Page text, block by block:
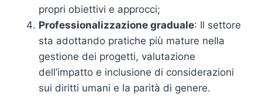
propri obiettivi e approcci;
Professionalizzazione graduale: Il settore
sta adottando pratiche più mature nella
gestione dei progetti, valutazione
dell’impatto e inclusione di considerazioni
sui diritti umani e la parità di genere.